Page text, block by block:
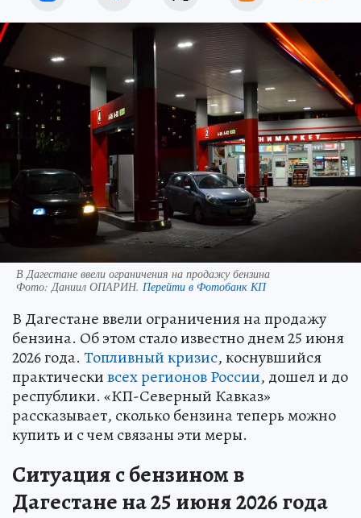
В Дагестане ввели ограничения на продажу бензина
Фото: Даниил ОПАРИН. Перейти в Фотобанк КП
В Дагестане ввели ограничения на продажу
бензина. Об этом стало известно днем 25 июня
2026 года. Топливный кризис, коснувшийся
практическивсех регионов России, дошел и до
республики. «КП-Северный Кавказ»
рассказывает, сколько бензина теперь можно
купить и с чем связаны эти меры.
Ситуация с бензином в
Дагестане на 25 июня 2026 года